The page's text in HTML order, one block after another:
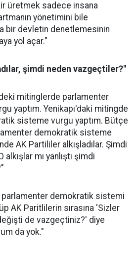
üretmek sadece insana
yönetimini bile
bir devletin denetlemesinin
yol açar."
şimdi neden vazgeçtiler?"
mitinglerde parlamenter
yaptım. Yenikapı'daki mitingde
sisteme vurgu yaptım. Bütçe
demokratik sisteme
AK Partililer alkışladılar. Şimdi
mı yanlıştı şimdi
demokratik sistemi
AK Paritlilerin sırasına 'Sizler
de vazgeçtiniz?' diye
da yok."